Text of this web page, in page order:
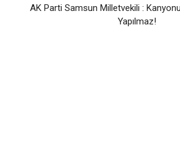
AK Parti Samsun Milletvekili :
Yapılmaz!